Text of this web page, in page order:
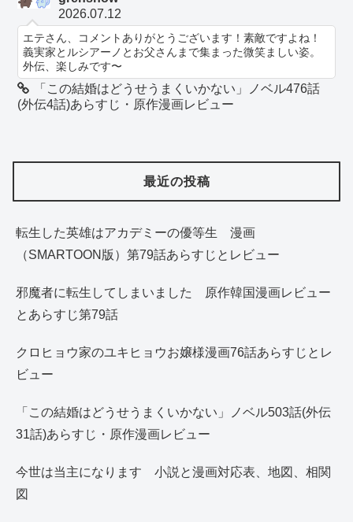
2026.07.12
エテさん、コメントありがとうございます！素敵ですよね！
義実家とルシアーノとお父さんまで集まった微笑ましい姿。
外伝、楽しみです〜
「この結婚はどうせうまくいかない」ノベル476話
(外伝4話)あらすじ・原作漫画レビュー
最近の投稿
転生した英雄はアカデミーの優等生 漫画
（SMARTOON版）第79話あらすじとレビュー
邪魔者に転生してしまいました 原作韓国漫画レビュー
とあらすじ第79話
クロヒョウ家のユキヒョウお嬢様漫画76話あらすじとレ
ビュー
「この結婚はどうせうまくいかない」ノベル503話(外伝
31話)あらすじ・原作漫画レビュー
今世は当主になります 小説と漫画対応表、地図、相関
図